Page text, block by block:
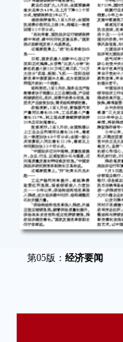
第05版： 经济要闻